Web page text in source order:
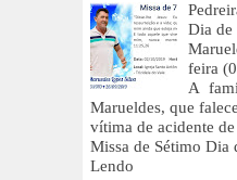
Dia de
feira
A
Marueldes, que
vítima de acidente
Missa de Sétimo Dia
Lendo